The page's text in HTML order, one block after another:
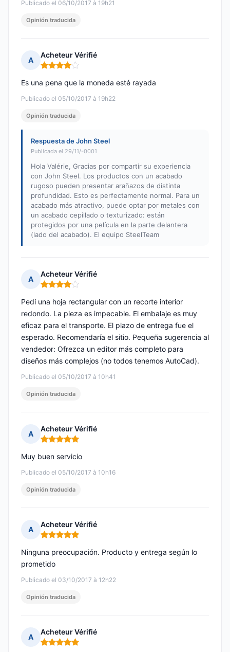
Publicado el 06/10/2017 à 19h21
Opinión traducida
A
Acheteur Vérifié
Nota: 4 de 5
Publicado el 05/10/2017 à 19h22
Es una pena que la moneda esté rayada
Opinión traducida
Respuesta de John Steel
Publicada el 29/11/-0001
Hola Valérie, Gracias por compartir su experiencia
con John Steel. Los productos con un acabado
rugoso pueden presentar arañazos de distinta
profundidad. Esto es perfectamente normal. Para un
acabado más atractivo, puede optar por metales con
un acabado cepillado o texturizado: están
protegidos por una película en la parte delantera
(lado del acabado). El equipo SteelTeam
A
Acheteur Vérifié
Nota: 4 de 5
Publicado el 05/10/2017 à 10h41
Pedí una hoja rectangular con un recorte interior
redondo. La pieza es impecable. El embalaje es muy
eficaz para el transporte. El plazo de entrega fue el
esperado. Recomendaría el sitio. Pequeña sugerencia al
vendedor: Ofrezca un editor más completo para
diseños más complejos (no todos tenemos AutoCad).
Opinión traducida
A
Acheteur Vérifié
Nota: 5 de 5
Publicado el 05/10/2017 à 10h16
Muy buen servicio
Opinión traducida
A
Acheteur Vérifié
Nota: 5 de 5
Publicado el 03/10/2017 à 12h22
Ninguna preocupación. Producto y entrega según lo
prometido
Opinión traducida
A
Acheteur Vérifié
Nota: 5 de 5